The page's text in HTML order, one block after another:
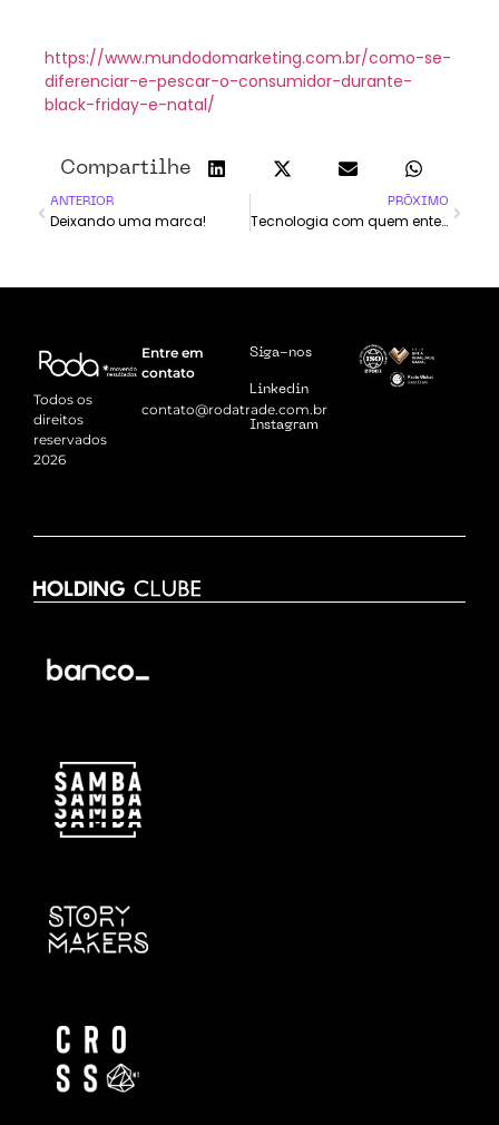
https://www.mundodomarketing.com.br/como-se-
diferenciar-e-pescar-o-consumidor-durante-
black-friday-e-natal/
Compartilhe
ANTERIOR
Deixando uma marca!
PRÓXIMO
Tecnologia com quem entende!
Todos os
direitos
reservados
2026
Entre em
contato
contato@rodatrade.com.br
Siga-nos
Linkedin
Instagram